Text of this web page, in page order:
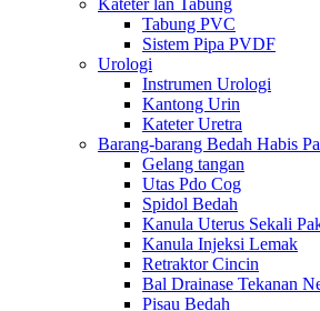
Kateter lan Tabung
Tabung PVC
Sistem Pipa PVDF
Urologi
Instrumen Urologi
Kantong Urin
Kateter Uretra
Barang-barang Bedah Habis
Gelang tangan
Utas Pdo Cog
Spidol Bedah
Kanula Uterus Sekali
Kanula Injeksi Lemak
Retraktor Cincin
Bal Drainase Tekanan
Pisau Bedah